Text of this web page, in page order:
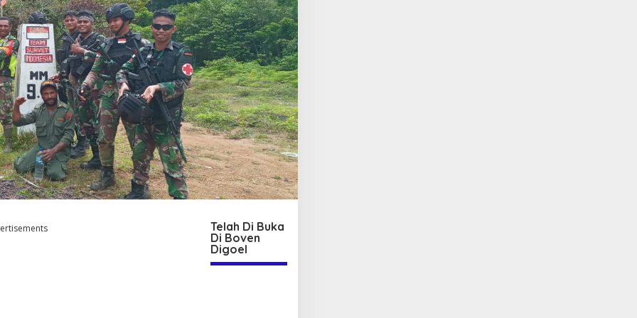
Telah Di Buka
Di Boven
Digoel